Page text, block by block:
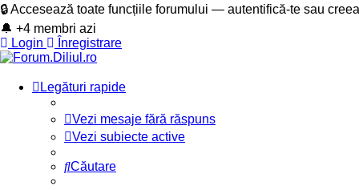
🔒 Accesează toate funcțiile forumului — autentifică-te sau
🔔 +4 membri azi
Login
Înregistrare
Legături rapide
Vezi mesaje fără răspuns
Vezi subiecte active
Căutare